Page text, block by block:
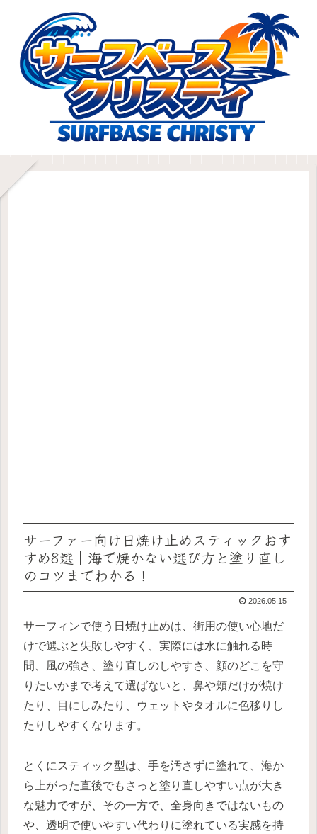
サーファー向け日焼け止めスティックおす
すめ8選｜海で焼かない選び方と塗り直し
のコツまでわかる！
2026.05.15
サーフィンで使う日焼け止めは、街用の使い心地だ
けで選ぶと失敗しやすく、実際には水に触れる時
間、風の強さ、塗り直しのしやすさ、顔のどこを守
りたいかまで考えて選ばないと、鼻や頬だけが焼け
たり、目にしみたり、ウェットやタオルに色移りし
たりしやすくなります。
とくにスティック型は、手を汚さずに塗れて、海か
ら上がった直後でもさっと塗り直しやすい点が大き
な魅力ですが、その一方で、全身向きではないもの
や、透明で使いやすい代わりに塗れている実感を持